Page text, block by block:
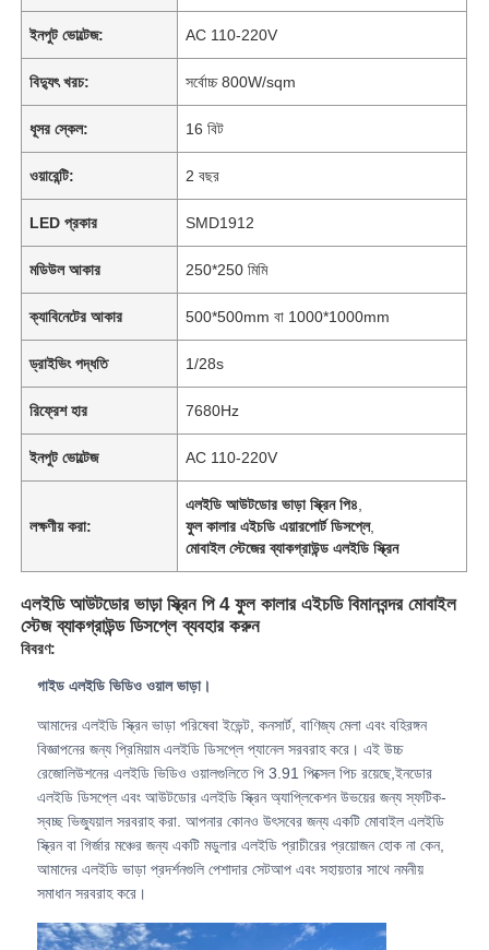
পণ্য
ভিডিও
ভিআর শো
ইনপুট ভোল্টেজ: AC 110-220V
বিদ্যুৎ খরচ: সর্বোচ্চ 800W/sqm
ধূসর স্কেল: 16 বিট
ওয়ারেন্টি: 2 বছর
LED প্রকার SMD1912
মডিউল আকার 250*250 মিমি
ক্যাবিনেটের আকার 500*500mm বা 1000*1000mm
ড্রাইভিং পদ্ধতি 1/28s
রিফ্রেশ হার 7680Hz
ইনপুট ভোল্টেজ AC 110-220V
লক্ষণীয় করা:
এলইডি আউটডোর ভাড়া স্ক্রিন পি৪
ফুল কালার এইচডি এয়ারপোর্ট ডিসপ্লে,
মোবাইল স্টেজের ব্যাকগ্রাউন্ড এলইডি স্ক্রিন
এলইডি আউটডোর ভাড়া স্ক্রিন পি 4 ফুল কালার এইচডি বিমানবন্দর মোবাইল
স্টেজ ব্যাকগ্রাউন্ড ডিসপ্লে ব্যবহার করুন
বিবরণ:
গাইড এলইডি ভিডিও ওয়াল ভাড়া।
আমাদের এলইডি স্ক্রিন ভাড়া পরিষেবা ইভেন্ট, কনসার্ট, বাণিজ্য মেলা এবং বহিরঙ্গন
বিজ্ঞাপনের জন্য প্রিমিয়াম এলইডি ডিসপ্লে প্যানেল সরবরাহ করে। এই উচ্চ
রেজোলিউশনের এলইডি ভিডিও ওয়ালগুলিতে পি 3.91 পিক্সেল পিচ রয়েছে,ইনডোর
এলইডি ডিসপ্লে এবং আউটডোর এলইডি স্ক্রিন অ্যাপ্লিকেশন উভয়ের জন্য স্ফটিক-
স্বচ্ছ ভিজ্যুয়াল সরবরাহ করা. আপনার কোনও উৎসবের জন্য একটি মোবাইল এলইডি
স্ক্রিন বা গির্জার মঞ্চের জন্য একটি মডুলার এলইডি প্রাচীরের প্রয়োজন হোক না কেন,
আমাদের এলইডি ভাড়া প্রদর্শনগুলি পেশাদার সেটআপ এবং সহায়তার সাথে নমনীয়
সমাধান সরবরাহ করে।